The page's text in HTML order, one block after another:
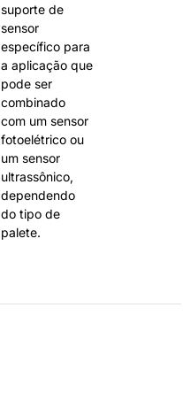
suporte de
sensor
específico para
a aplicação que
pode ser
combinado
com um sensor
fotoelétrico ou
um sensor
ultrassônico,
dependendo
do tipo de
palete.